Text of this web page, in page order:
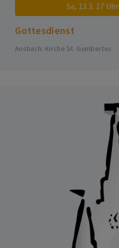
Sa, 13.3. 17 Uhr
Gottesdienst
Ansbach Kirche St. Gumbertus